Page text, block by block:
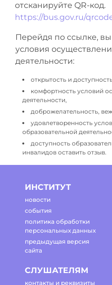
отсканируйте QR-код.
https://bus.gov.ru/
Перейдя по ссылке,
условия
деятельности:
открытость и
комфортность условий
деятельности,
доброжелательность,
удовлетворенность
образовательной
доступность
инвалидов оставить отзыв.
ИНСТИТУТ
новости
события
политика обработки
персональных данных
предыдущая версия
сайта
СЛУШАТЕЛЯМ
контакты и реквизиты